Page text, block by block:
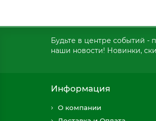
Будьте в центре событий -
наши новости! Новинки,
Информация
О компании